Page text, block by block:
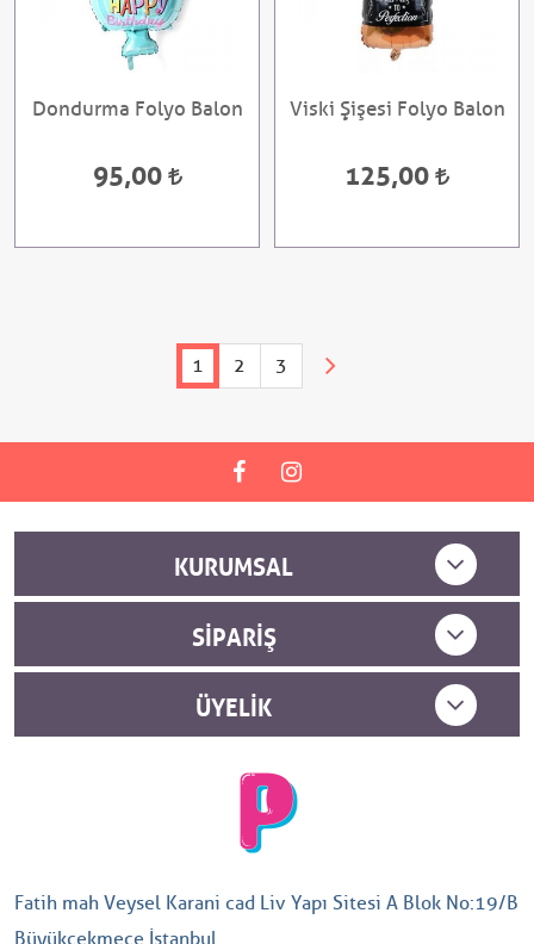
Dondurma Folyo Balon
95,00
Viski Şişesi Folyo Balon
125,00
1 2 3
KURUMSAL
SIPARIŞ
ÜYELIK
Fatih mah Veysel Karani cad Liv Yapı Sitesi A Blok No:19/B
Büyükçekmece İstanbul